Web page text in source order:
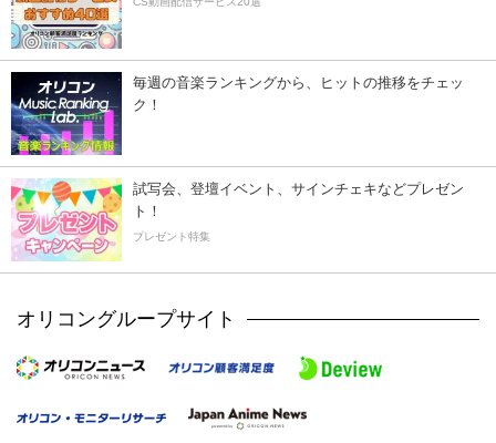
毎週の音楽ランキングから、ヒットの推移をチェッ
ク！
試写会、登壇イベント、サインチェキなどプレゼン
ト！
プレゼント特集
オリコングループサイト